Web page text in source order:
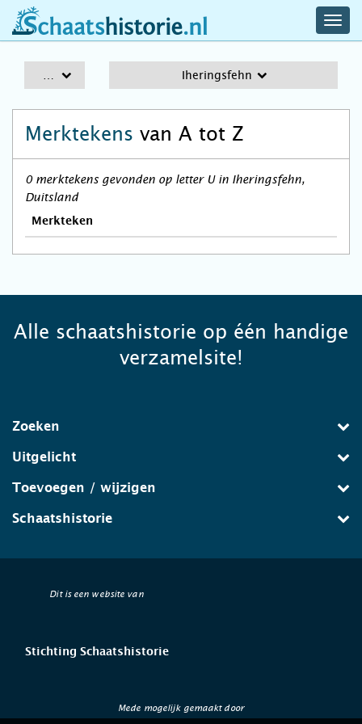
schaatshistorie.nl
Iheringsfehn
Merktekens van A tot Z
0 merktekens gevonden op letter U in Iheringsfehn,
Duitsland
Merkteken
Alle schaatshistorie op één handige
verzamelsite!
Zoeken
Uitgelicht
Toevoegen / wijzigen
Schaatshistorie
Dit is een website van
Stichting Schaatshistorie
Mede mogelijk gemaakt door